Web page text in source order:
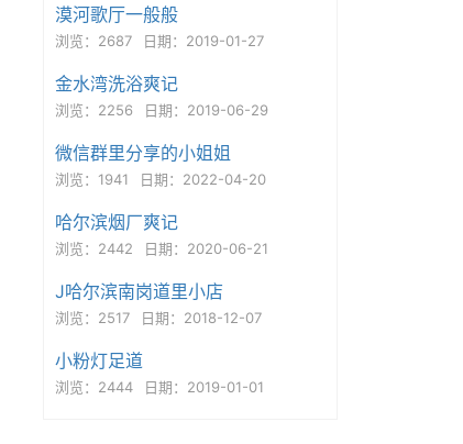
漠河歌厅一般般
浏览：2687 日期：2019-01-27
金水湾洗浴爽记
浏览：2256 日期：2019-06-29
微信群里分享的小姐姐
浏览：1941 日期：2022-04-20
哈尔滨烟厂爽记
浏览：2442 日期：2020-06-21
J哈尔滨南岗道里小店
浏览：2517 日期：2018-12-07
小粉灯足道
浏览：2444 日期：2019-01-01